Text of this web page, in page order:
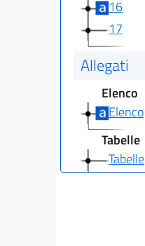
16
17
Allegati
Elenco
Elenco
Tabelle
Tabelle